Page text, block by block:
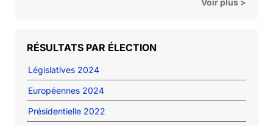
Voir plus >
RÉSULTATS PAR ÉLECTION
Législatives 2024
Européennes 2024
Présidentielle 2022